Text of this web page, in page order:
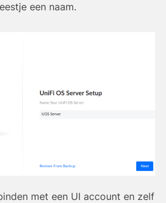
een naam.
met een UI account en zelf